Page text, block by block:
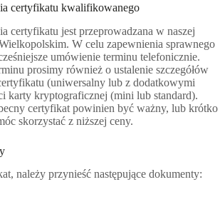
certyfikatu kwalifikowanego
certyfikatu jest przeprowadzana w naszej
W celu zapewnienia sprawnego
umówienie terminu telefonicznie.
prosimy również o ustalenie szczegółów
(uniwersalny lub z dodatkowymi
karty kryptograficznej (mini lub standard).
certyfikat powinien być ważny, lub krótko
skorzystać z niższej ceny.
należy przynieść następujące dokumenty: